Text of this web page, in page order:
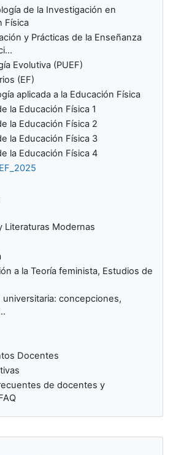
de la Investigación en
Física
y Prácticas de la Enseñanza
Evolutiva (PUEF)
(EF)
aplicada a la Educación Física
la Educación Física 1
la Educación Física 2
la Educación Física 3
la Educación Física 4
Literaturas Modernas
a la Teoría feminista, Estudios de
universitaria: concepciones,
Docentes
de docentes y